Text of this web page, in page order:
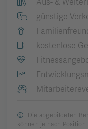
Aus- &
günstige
kostenlose
Die abgebildeten
können je nach